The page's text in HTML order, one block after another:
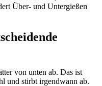
Über- und Untergießen
von unten ab. Das ist
und stirbt irgendwann ab.